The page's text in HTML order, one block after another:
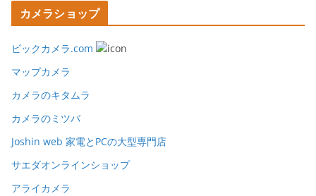
カメラショップ
ビックカメラ.com
マップカメラ
カメラのキタムラ
カメラのミツバ
Joshin web 家電とPCの大型専門店
サエダオンラインショップ
アライカメラ